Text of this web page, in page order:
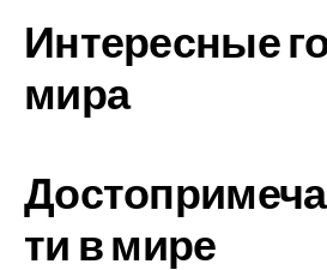
Интересные
мира
ти в мире